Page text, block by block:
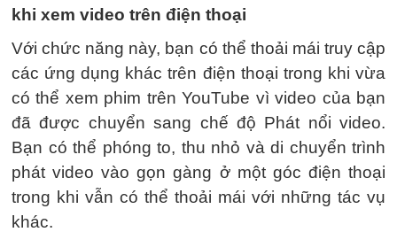
khi xem video trên điện thoại
Với chức năng này, bạn có thể thoải mái truy cập
các ứng dụng khác trên điện thoại trong khi vừa
có thể xem phim trên YouTube vì video của bạn
đã được chuyển sang chế độ Phát nổi video.
Bạn có thể phóng to, thu nhỏ và di chuyển trình
phát video vào gọn gàng ở một góc điện thoại
trong khi vẫn có thể thoải mái với những tác vụ
khác.